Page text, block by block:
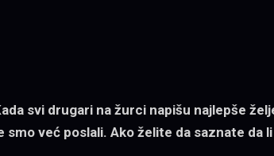
svi drugari na žurci napišu najlepše
već poslali. Ako želite da saznate da